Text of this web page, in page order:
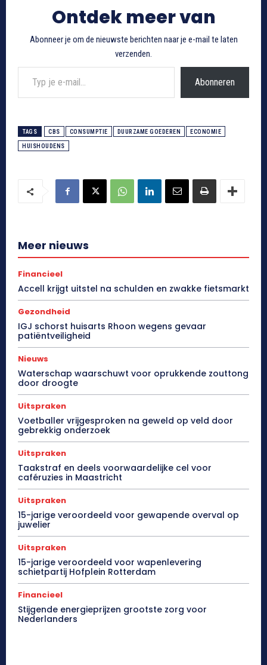
Ontdek meer van
Abonneer je om de nieuwste berichten naar je e-mail te laten
verzenden.
Typ je e-mail...
Abonneren
TAGS CBS CONSUMPTIE DUURZAME GOEDEREN ECONOMIE
HUISHOUDENS
Meer nieuws
Financieel
Accell krijgt uitstel na schulden en zwakke fietsmarkt
Gezondheid
IGJ schorst huisarts Rhoon wegens gevaar
patiëntveiligheid
Nieuws
Waterschap waarschuwt voor oprukkende zouttong
door droogte
Uitspraken
Voetballer vrijgesproken na geweld op veld door
gebrekkig onderzoek
Uitspraken
Taakstraf en deels voorwaardelijke cel voor
caféruzies in Maastricht
Uitspraken
15-jarige veroordeeld voor gewapende overval op
juwelier
Uitspraken
15-jarige veroordeeld voor wapenlevering
schietpartij Hofplein Rotterdam
Financieel
Stijgende energieprijzen grootste zorg voor
Nederlanders